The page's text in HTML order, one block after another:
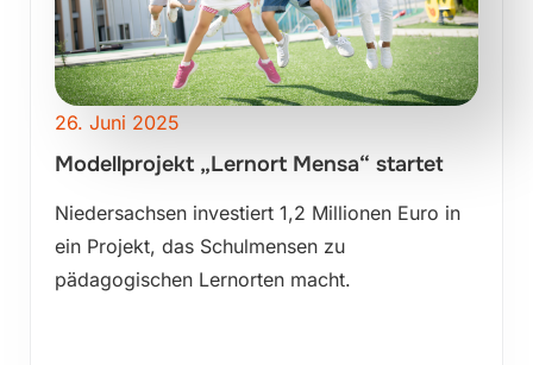
26. Juni 2025
Modellprojekt „Lernort Mensa“ startet
Niedersachsen investiert 1,2 Millionen Euro in
ein Projekt, das Schulmensen zu
pädagogischen Lernorten macht.